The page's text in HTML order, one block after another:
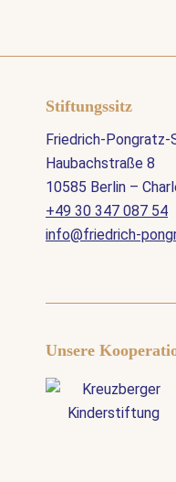
Stiftungssitz
Friedrich-
Haubachstraße 8
10585 Berlin –
+49 30 347 087 54
info@friedrich-
Unsere